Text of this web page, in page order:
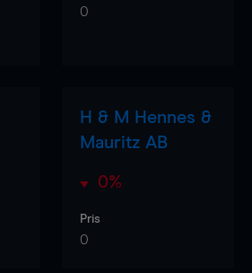
0
H & M Hennes &
Mauritz AB
0%
Pris
0